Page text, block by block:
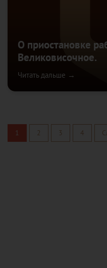
О приостановке
Великовисочное.
Читать дальше →
1 2 3 4